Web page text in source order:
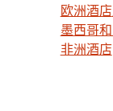
欧洲酒店
墨西哥
非洲酒店